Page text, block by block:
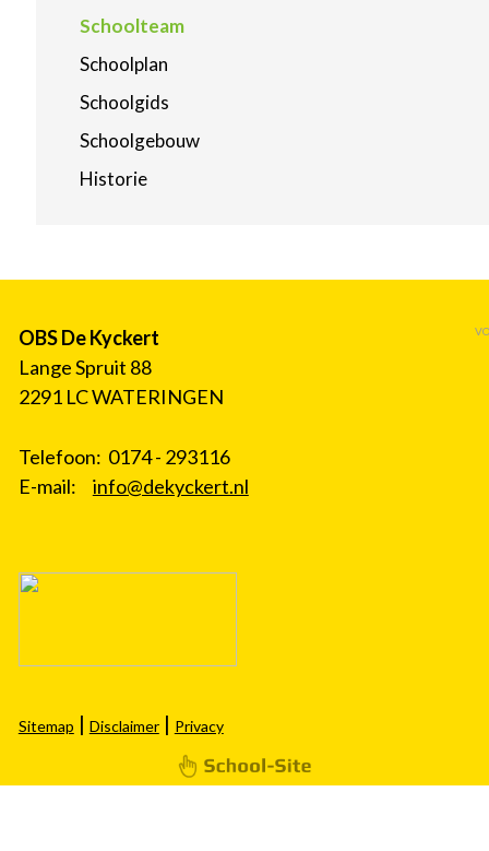
Schoolteam
Schoolplan
Schoolgids
Schoolgebouw
Historie
OBS De Kyckert
Lange Spruit 88
2291 LC WATERINGEN
Telefoon: 0174 - 293116
E-mail: info@dekyckert.nl
Sitemap | Disclaimer| Privacy